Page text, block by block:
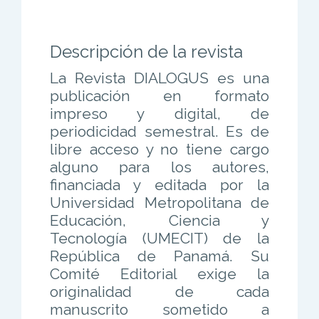
Descripción de la revista
La Revista DIALOGUS es una
publicación en formato
impreso y digital, de
periodicidad semestral. Es de
libre acceso y no tiene cargo
alguno para los autores,
financiada y editada por la
Universidad Metropolitana de
Educación, Ciencia y
Tecnología (UMECIT) de la
República de Panamá. Su
Comité Editorial exige la
originalidad de cada
manuscrito sometido a